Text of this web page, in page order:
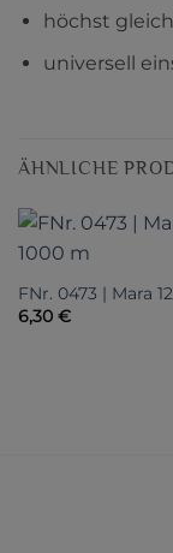
höchst
universell
ÄHNLICHE
FNr. 0473 | Mara
6,30 €